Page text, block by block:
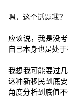
嗯，这个话题我？
应该说，我是没
自己本身也是处于
我想我可能要过
这种新移民到底
角度分析到底值